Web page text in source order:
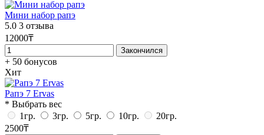
Мини набор рапэ
5.0 3 отзыва
12000₸
Закончился
+ 50 бонусов
Хит
Рапэ 7 Ervas
* Выбрать вес
1гр.
3гр. 5гр. 10гр.
20гр.
2500₸